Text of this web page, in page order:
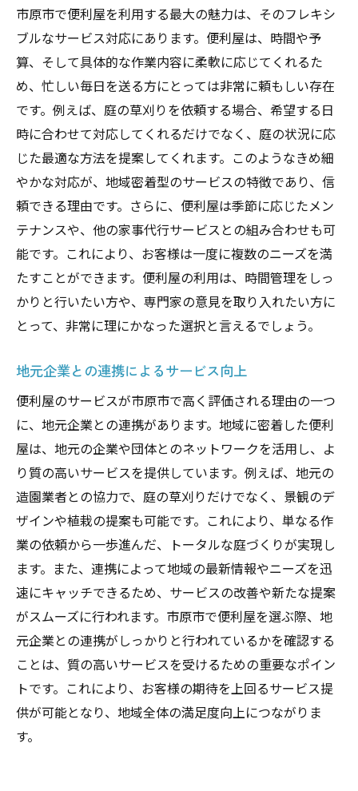
市原市で便利屋を利用する最大の魅力は、そのフレキシ
ブルなサービス対応にあります。便利屋は、時間や予
算、そして具体的な作業内容に柔軟に応じてくれるた
め、忙しい毎日を送る方にとっては非常に頼もしい存在
です。例えば、庭の草刈りを依頼する場合、希望する日
時に合わせて対応してくれるだけでなく、庭の状況に応
じた最適な方法を提案してくれます。このようなきめ細
やかな対応が、地域密着型のサービスの特徴であり、信
頼できる理由です。さらに、便利屋は季節に応じたメン
テナンスや、他の家事代行サービスとの組み合わせも可
能です。これにより、お客様は一度に複数のニーズを満
たすことができます。便利屋の利用は、時間管理をしっ
かりと行いたい方や、専門家の意見を取り入れたい方に
とって、非常に理にかなった選択と言えるでしょう。
地元企業との連携によるサービス向上
便利屋のサービスが市原市で高く評価される理由の一つ
に、地元企業との連携があります。地域に密着した便利
屋は、地元の企業や団体とのネットワークを活用し、よ
り質の高いサービスを提供しています。例えば、地元の
造園業者との協力で、庭の草刈りだけでなく、景観のデ
ザインや植栽の提案も可能です。これにより、単なる作
業の依頼から一歩進んだ、トータルな庭づくりが実現し
ます。また、連携によって地域の最新情報やニーズを迅
速にキャッチできるため、サービスの改善や新たな提案
がスムーズに行われます。市原市で便利屋を選ぶ際、地
元企業との連携がしっかりと行われているかを確認する
ことは、質の高いサービスを受けるための重要なポイン
トです。これにより、お客様の期待を上回るサービス提
供が可能となり、地域全体の満足度向上につながりま
す。